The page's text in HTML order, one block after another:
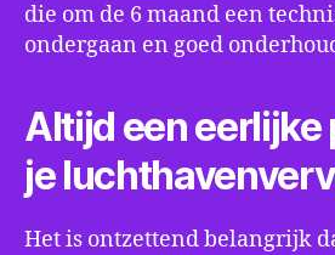
die om de 6 maand een
ondergaan en goed
Altijd een eerlijke
je
Het is ontzettend belangrijk